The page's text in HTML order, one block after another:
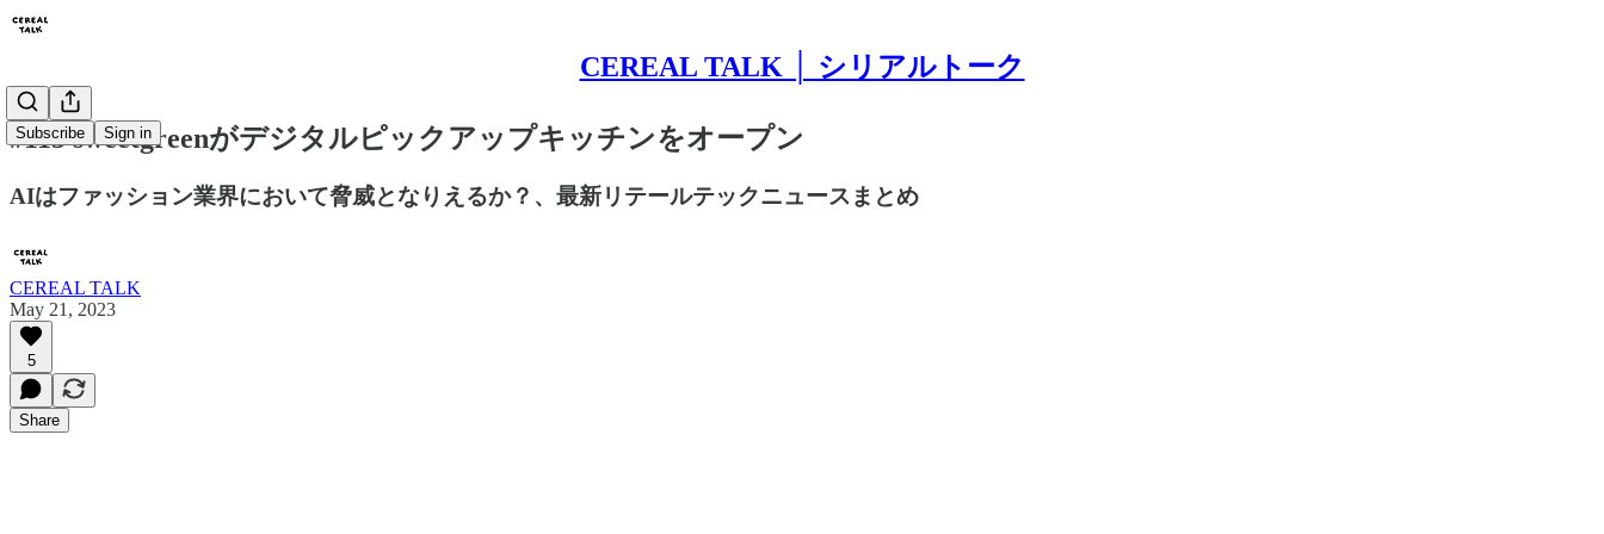
CEREAL TALK │ シリアルトーク
Subscribe Sign in
#115 sweetgreenがデジタルピックアップキッチンをオープン
AIはファッション業界において脅威となりえるか？、最新リテールテックニュースまとめ
CEREAL TALK
May 21, 2023
5
Share